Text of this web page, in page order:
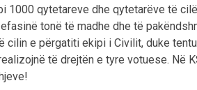
qytetareve dhe qytetarëve të
tonë të madhe dhe të
cilin e përgatiti ekipi i Civilit, duke
të drejtën e tyre votuese. Në